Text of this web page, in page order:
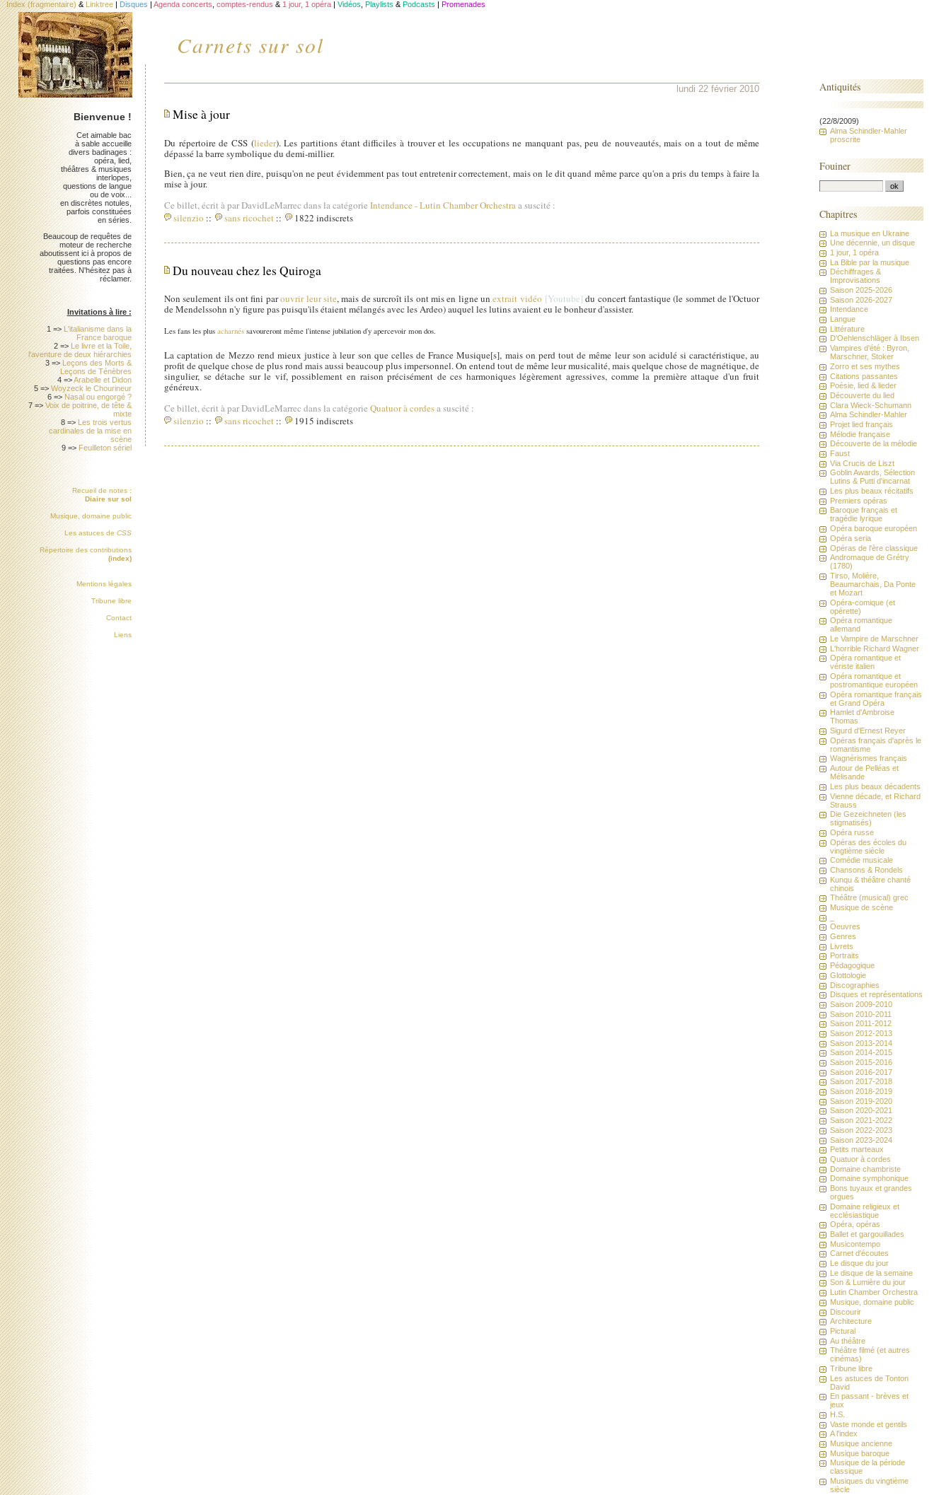
Carnets sur sol
Index (fragmentaire) & Linktree | Disques | Agenda concerts comptes-rendus & 1 jour, 1 opéra | Vidéos Playlists & Podcasts | Promenades
lundi 22 février 2010
Mise à jour
Du répertoire de CSS (lieder). Les partitions étant difficiles à trouver et les occupations ne manquant pas, peu de nouveautés, mais on a tout de même
dépassé la barre symbolique du demi-millier.
Bien, ça ne veut rien dire, puisqu'on ne peut évidemment pas tout entretenir correctement, mais on le dit quand même parce qu'on a pris du temps à faire la
mise à jour.
Ce billet, écrit à par DavidLeMarrec dans la catégorieIntendance-Lutin Chamber Orchestraa suscité :
silenzio :: sans ricochet :: 1822 indiscrets
Du nouveau chez les Quiroga
Non seulement ils ont fini parouvrir leur site, mais de surcroît ils ont mis en ligne unextrait vidéo
du concert fantastique (le sommet de l'Octuor
de Mendelssohn n'y figure pas puisqu'ils étaient mélangés avec les Ardeo) auquel les lutins avaient eu le bonheur d'assister.
Les fans les plusacharnés savoureront même l'intense jubilation d'y apercevoir mon dos.
La captation de Mezzo rend mieux justice à leur son que celles de France Musique[s], mais on perd tout de même leur son acidulé si caractéristique, au
profit de quelque chose de plus rond mais aussi beaucoup plus impersonnel. On entend tout de même leur musicalité, mais quelque chose de magnétique, de
singulier, se détache sur le vif, possiblement en raison précisément de ces harmoniques légèrement agressives, comme la première attaque d'un fruit
généreux.
Ce billet, écrit à par DavidLeMarrec dans la catégorieQuatuor à cordesa suscité :
silenzio :: sans ricochet :: 1915 indiscrets
Bienvenue !
Cet aimable bac
à sable accueille
divers badinages :
opéra, lied,
théâtres & musiques
interlopes,
questions de langue
ou de voix...
en discrètes notules,
parfois constituées
en séries.
Beaucoup de requêtes de
moteur de recherche
aboutissent ici à propos de
questions pas encore
traitées. N'hésitez pas à
réclamer.
Invitations à lire :
1 => L'italianisme dans la
France baroque
2 => Le livre et la Toile,
l'aventure de deux hiérarchies
3 => Leçons des Morts &
Leçons de Ténèbres
4 =>Arabelle et Didon
5 =>Woyzeck le Chourineur
6 => Nasal ou engorgé ?
7 =>Voix de poitrine, de tête &
mixte
8 => Les trois vertus
cardinales de la mise en
scène
9 => Feuilleton sériel
Recueil de notes :
Diaire sur sol
Musique, domaine public
Les astuces de CSS
Répertoire des contributions
(index)
Mentions légales
Tribune libre
Contact
Liens
Antiquités
(22/8/2009)
Alma Schindler-Mahler
proscrite
Fouiner
Chapitres
La musique en Ukraine
Une décennie, un disque
1 jour, 1 opéra
La Bible par la musique
Déchiffrages &
Improvisations
Saison 2025-2026
Saison 2026-2027
Intendance
Langue
Littérature
D'Oehlenschläger à Ibsen
Vampires d'été : Byron,
Marschner, Stoker
Zorro et ses mythes
Citations passantes
Poésie, lied & lieder
Découverte du lied
Clara Wieck-Schumann
Alma Schindler-Mahler
Projet lied français
Mélodie française
Découverte de la mélodie
Faust
Via Crucis de Liszt
Goblin Awards, Sélection
Lutins & Putti d'incarnat
Les plus beaux récitatifs
Premiers opéras
Baroque français et
tragédie lyrique
Opéra baroque européen
Opéra seria
Opéras de l'ère classique
Andromaque de Grétry
(1780)
Tirso, Molière,
Beaumarchais, Da Ponte
et Mozart
Opéra-comique (et
opérette)
Opéra romantique
allemand
Le Vampire de Marschner
L'horrible Richard Wagner
Opéra romantique et
vériste italien
Opéra romantique et
postromantique européen
Opéra romantique français
et Grand Opéra
Hamlet d'Ambroise
Thomas
Sigurd d'Ernest Reyer
Opéras français d'après le
romantisme
Wagnérismes français
Autour de Pelléas et
Mélisande
Les plus beaux décadents
Vienne décade, et Richard
Strauss
Die Gezeichneten (les
stigmatisés)
Opéra russe
Opéras des écoles du
vingtième siècle
Comédie musicale
Chansons & Rondels
Kunqu & théâtre chanté
chinois
Théâtre (musical) grec
Musique de scène
Oeuvres
Genres
Livrets
Portraits
Pédagogique
Glottologie
Discographies
Disques et représentations
Saison 2009-2010
Saison 2010-2011
Saison 2011-2012
Saison 2012-2013
Saison 2013-2014
Saison 2014-2015
Saison 2015-2016
Saison 2016-2017
Saison 2017-2018
Saison 2018-2019
Saison 2019-2020
Saison 2020-2021
Saison 2021-2022
Saison 2022-2023
Saison 2023-2024
Petits marteaux
Quatuor à cordes
Domaine chambriste
Domaine symphonique
Bons tuyaux et grandes
orgues
Domaine religieux et
ecclésiastique
Opéra, opéras
Ballet et gargouillades
Musicontempo
Carnet d'écoutes
Le disque du jour
Le disque de la semaine
Son & Lumière du jour
Lutin Chamber Orchestra
Musique, domaine public
Discourir
Architecture
Pictural
Au théâtre
Théâtre filmé (et autres
cinémas)
Tribune libre
Les astuces de Tonton
David
En passant - brèves et
jeux
H.S.
Vaste monde et gentils
A l'index
Musique ancienne
Musique baroque
Musique de la période
classique
Musiques du vingtième
siècle